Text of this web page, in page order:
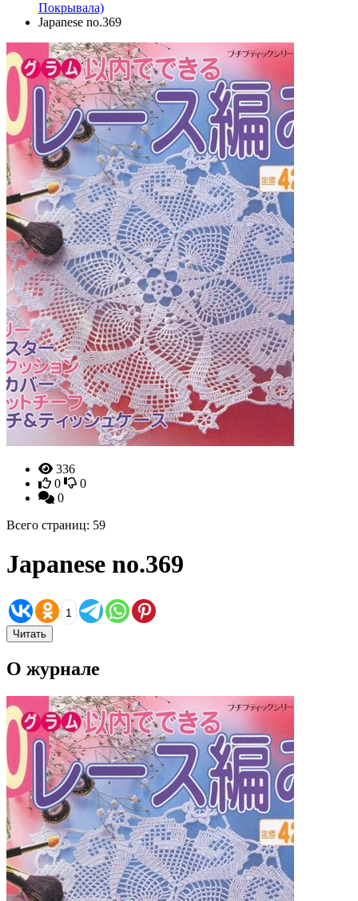
Покрывала)
Japanese no.369
336
0
0
0
Всего страниц: 59
Japanese no.369
1
Читать
О журнале